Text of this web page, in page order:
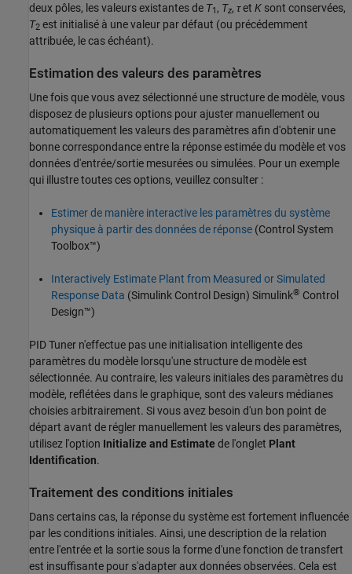
deux pôles, les valeurs existantes de T1 , Tz, τet K sont conservées,
T2 est initialisé à une valeur par défaut (ou précédemment
attribuée, le cas échéant).
Estimation des valeurs des paramètres
Une fois que vous avez sélectionné une structure de modèle, vous
disposez de plusieurs options pour ajuster manuellement ou
automatiquement les valeurs des paramètres afin d'obtenir une
bonne correspondance entre la réponse estimée du modèle et vos
données d'entrée/sortie mesurées ou simulées. Pour un exemple
qui illustre toutes ces options, veuillez consulter :
Estimer de manière interactive les paramètres du système
physique à partir des données de réponse (Control System
Toolbox™)
Interactively Estimate Plant from Measured or Simulated
Response Data (Simulink Control Design) Simulink® Control
Design™)
PID Tuner n'effectue pas une initialisation intelligente des
paramètres du modèle lorsqu'une structure de modèle est
sélectionnée. Au contraire, les valeurs initiales des paramètres du
modèle, reflétées dans le graphique, sont des valeurs médianes
choisies arbitrairement. Si vous avez besoin d'un bon point de
départ avant de régler manuellement les valeurs des paramètres,
utilisez l'option Initialize and Estimate de l'onglet Plant
Identification.
Traitement des conditions initiales
Dans certains cas, la réponse du système est fortement influencée
par les conditions initiales. Ainsi, une description de la relation
entre l'entrée et la sortie sous la forme d'une fonction de transfert
est insuffisante pour s'adapter aux données observées. Cela est